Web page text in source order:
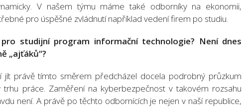
V našem týmu máme také odborníky na ekonomii,
pro úspěšné zvládnutí například vedení firem po studiu.
studijní program informační technologie? Není dnes
„ajťáků“?
jít právě tímto směrem předcházel docela podrobný průzkum
práce. Zaměření na kyberbezpečnost v takovém rozsahu
není. A právě po těchto odbornících je nejen v naší republice,